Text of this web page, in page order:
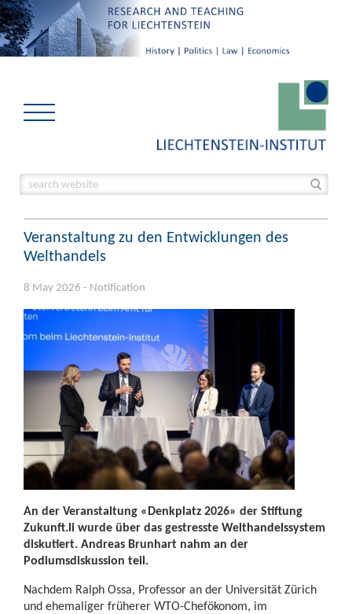
Veranstaltung zu den Entwicklungen des
Welthandels
8 May 2026 - Notification
An der Veranstaltung «Denkplatz 2026» der Stiftung
Zukunft.li wurde über das gestresste Welthandelssystem
diskutiert. Andreas Brunhart nahm an der
Podiumsdiskussion teil.
Nachdem Ralph Ossa, Professor an der Universität Zürich
und ehemaliger früherer WTO-Chefökonom, im